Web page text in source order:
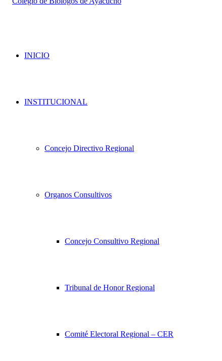
INICIO
INSTITUCIONAL
Concejo Directivo Regional
Organos Consultivos
Concejo Consultivo Regional
Tribunal de Honor Regional
Comité Electoral Regional – CER